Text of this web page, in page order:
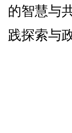
的智慧与
践探索与